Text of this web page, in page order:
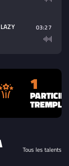
03:27
1
Tous les talents